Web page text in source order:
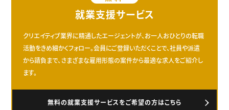
就業支援サービス
クリエイティブ業界に精通したエージェントが、お一人おひとりの転職
活動をきめ細かくフォロー。会員にご登録いただくことで、社員や派遣
から請負まで、さまざまな雇用形態の案件から最適な求人をご紹介し
ます。
無料の就業支援サービスをご希望の方はこちら